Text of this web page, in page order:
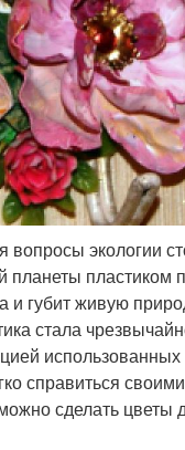
экологии
планеты пластиком
и губит живую
стала
справиться
сделать цветы